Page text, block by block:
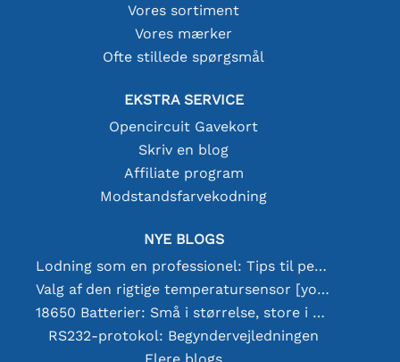
Vores sortiment
Vores mærker
Ofte stillede spørgsmål
EKSTRA SERVICE
Opencircuit Gavekort
Skriv en blog
Affiliate program
Modstandsfarvekodning
NYE BLOGS
Lodning som en professionel: Tips til perfekte elektroniske forbindelser
Valg af den rigtige temperatursensor [youtube]
18650 Batterier: Små i størrelse, store i ydeevne
RS232-protokol: Begyndervejledningen
Flere blogs